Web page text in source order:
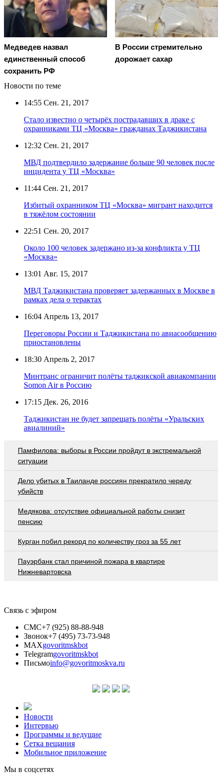
Медведев назвал
единственный способ
сохранить РФ
В России стремительно
дорожает сахар
Новости по теме
14:55 Сен. 21, 2017
Стало известно о четырёх пострадавших в драке с
охранниками ТЦ «Москва» гражданах Таджикистана
12:32 Сен. 21, 2017
МВД подтвердило задержание больше 90 человек после
инцидента у ТЦ «Москва»
11:44 Сен. 21, 2017
Избитый охранником ТЦ «Москва» мигрант находится
в тяжёлом состоянии
22:51 Сен. 20, 2017
Около 100 человек задержано из-за конфликта у ТЦ
«Москва»
13:01 Авг. 15, 2017
МВД Таджикистана проверяет задержанных в Москве в
рамках дела о терактах
16:04 Апрель 13, 2017
Переговоры России и Таджикистана по авиасообщению
приостановлены
18:30 Апрель 2, 2017
Минтранс ограничит полёты таджикской авиакомпании
Somon Air в Россию
17:15 Дек. 26, 2016
Таджикистан не будет запрещать полёты «Уральских
авиалиний»
Памфилова: выборы в России пройдут в экстремальной
ситуации
Дело убитых в Таиланде россиян прекратило череду
убийств
Медякова: отсутствие официальной работы снизит
пенсию
Курган побил рекорд по количеству гроз за 55 лет
Пауэрбанк стал причиной пожара в квартире
Нижневартовска
Связь с эфиром
СМС+7 (925) 88-88-948
Звонок+7 (495) 73-73-948
MAXgovoritmskbot
Telegramgovoritmskbot
Письмоinfo@govoritmoskva.ru
Новости
Интервью
Программы и ведущие
Сетка вещания
Мобильное приложение
Мы в соцсетях